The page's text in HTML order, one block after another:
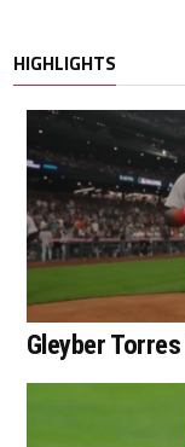
HIGHLIGHTS
Gleyber